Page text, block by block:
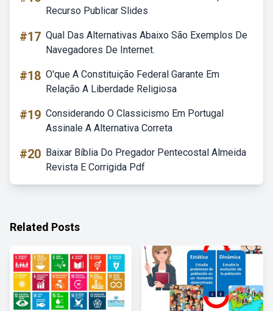
Recurso Publicar Slides
#17 Qual Das Alternativas Abaixo São Exemplos De
Navegadores De Internet.
#18 O'que A Constituição Federal Garante Em
Relação A Liberdade Religiosa
#19 Considerando O Classicismo Em Portugal
Assinale A Alternativa Correta
#20 Baixar Bíblia Do Pregador Pentecostal Almeida
Revista E Corrigida Pdf
Related Posts